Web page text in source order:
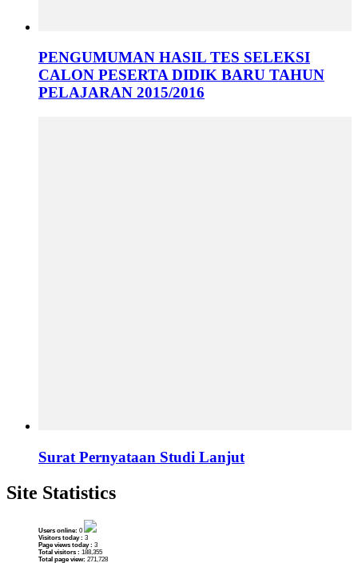
PENGUMUMAN HASIL TES SELEKSI
CALON PESERTA DIDIK BARU TAHUN
PELAJARAN 2015/2016
Surat Pernyataan Studi Lanjut
Site Statistics
Users online: 0
Visitors today : 3
Page views today : 3
Total visitors : 188,355
Total page view: 271,728